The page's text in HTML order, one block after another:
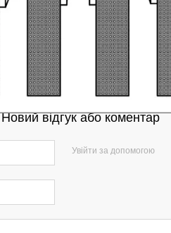
Новий відгук або коментар
Увійти за допомогою